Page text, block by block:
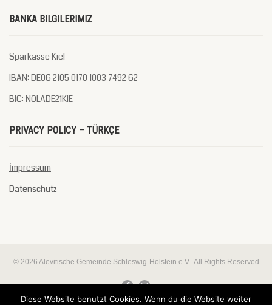
BANKA BILGILERIMIZ
Sparkasse Kiel
IBAN: DE06 2105 0170 1003 7492 62
BIC: NOLADE21KIE
PRIVACY POLICY – TÜRKÇE
İmpressum
Datenschutz
© 2026 Alevitische Gemeinde Schleswig-Holstein e.V.. All Rights Reserved
Diese Website benutzt Cookies. Wenn du die Website weiter